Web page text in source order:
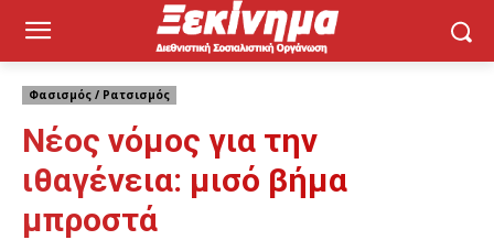
Φασισμός / Ρατσισμός
Νέος νόμος για την
ιθαγένεια: μισό βήμα
μπροστά